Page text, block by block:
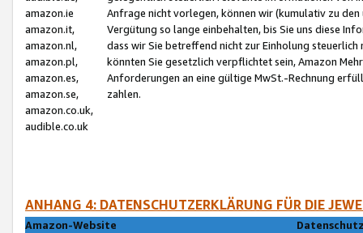
amazon.ie
amazon.it,
amazon.nl,
amazon.pl,
amazon.es,
amazon.se,
amazon.co.uk,
audible.co.uk
Anfrage nicht vorlegen, können wir (kumulativ zu
Vergütung so lange einbehalten, bis Sie uns diese
dass wir Sie betreffend nicht zur Einholung
könnten Sie gesetzlich verpflichtet sein, Amazon
Anforderungen an eine gültige MwSt.-Rechnung
zahlen.
ANHANG 4: DATENSCHUTZERKLÄRUNG FÜR DIE
Amazon-Website